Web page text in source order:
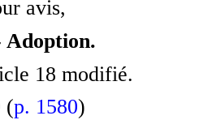
avis,
18 modifié.
(p. 1580)